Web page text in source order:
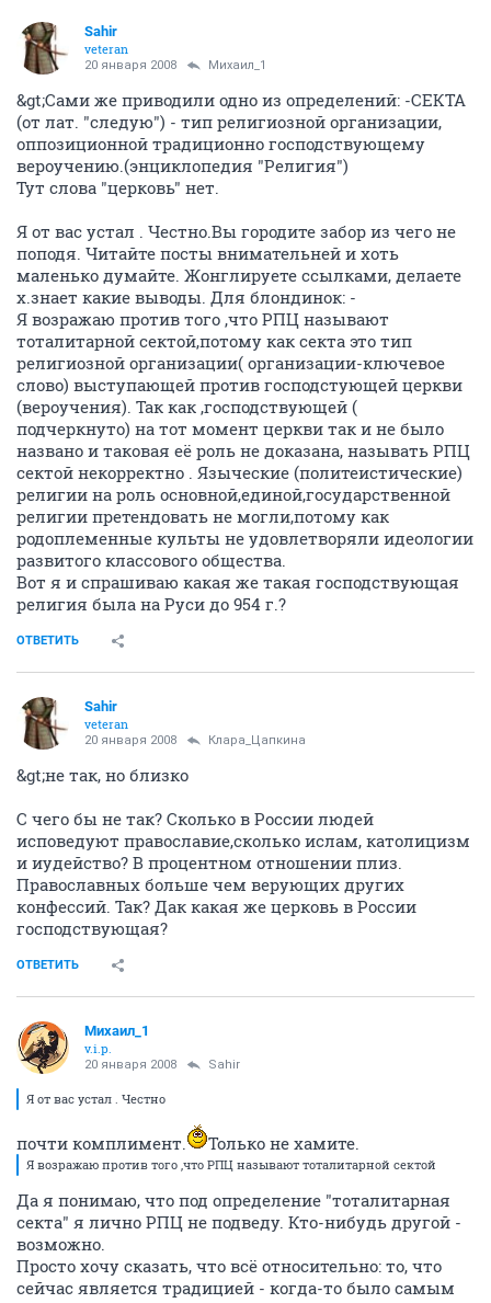
Sahir
veteran
20 января 2008 Михаил_1
&gt;Сами же приводили одно из определений: -СЕКТА
(от лат. "следую") - тип религиозной организации,
оппозиционной традиционно господствующему
вероучению.(энциклопедия "Религия")
Тут слова "церковь" нет.
Я от вас устал . Честно.Вы городите забор из чего не
поподя. Читайте посты внимательней и хоть
маленько думайте. Жонглируете ссылками, делаете
х.знает какие выводы. Для блондинок: -
Я возражаю против того ,что РПЦ называют
тоталитарной сектой,потому как секта это тип
религиозной организации( организации-ключевое
слово) выступающей против господстующей церкви
(вероучения). Так как ,господствующей (
подчеркнуто) на тот момент церкви так и не было
названо и таковая её роль не доказана, называть РПЦ
сектой некорректно . Языческие (политеистические)
религии на роль основной,единой,государственной
религии претендовать не могли,потому как
родоплеменные культы не удовлетворяли идеологии
развитого классового общества.
Вот я и спрашиваю какая же такая господствующая
религия была на Руси до 954 г.?
ОТВЕТИТЬ
Sahir
veteran
20 января 2008 Клара_Цапкина
&gt;не так, но близко
С чего бы не так? Сколько в России людей
исповедуют православие,сколько ислам, католицизм
и иудейство? В процентном отношении плиз.
Православных больше чем верующих других
конфессий. Так? Дак какая же церковь в России
господствующая?
ОТВЕТИТЬ
Михаил_1
v.i.p.
20 января 2008 Sahir
Я от вас устал . Честно
почти комплимент. Только не хамите.
Я возражаю против того ,что РПЦ называют тоталитарной сектой
Да я понимаю, что под определение "тоталитарная
секта" я лично РПЦ не подведу. Кто-нибудь другой -
возможно.
Просто хочу сказать, что всё относительно: то, что
сейчас является традицией - когда-то было самым